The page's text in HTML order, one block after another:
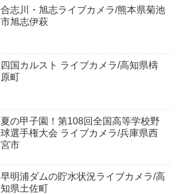
合志川・旭志ライブカメラ/熊本県菊池
市旭志伊萩
四国カルスト ライブカメラ/高知県檮
原町
夏の甲子園！第108回全国高等学校野
球選手権大会 ライブカメラ/兵庫県西
宮市
早明浦ダムの貯水状況ライブカメラ/高
知県土佐町